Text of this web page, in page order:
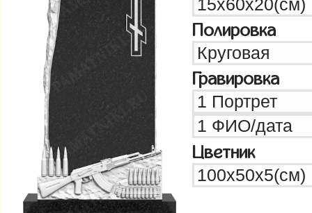
Полировка
Гравировка
Цветник